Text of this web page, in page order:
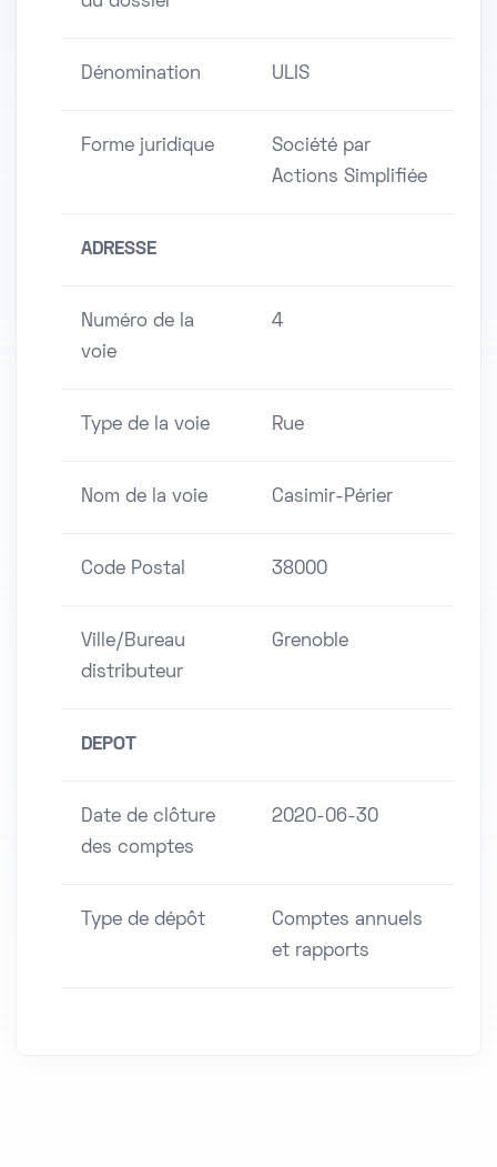
Dénomination ULIS
Forme juridique
Société par
Actions Simplifiée
ADRESSE
Numéro de la
voie
4
Type de la voie Rue
Nom de la voie Casimir-Périer
Code Postal 38000
Ville/Bureau
distributeur
Grenoble
DEPOT
Date de clôture
des comptes
2020-06-30
Type de dépôt
Comptes annuels
et rapports